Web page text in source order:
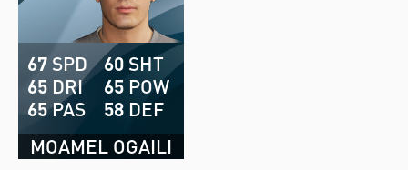
MOAMEL OGAILI
67 SPD
65 DRI
65PAS
60 SHT
65 POW
58 DEF